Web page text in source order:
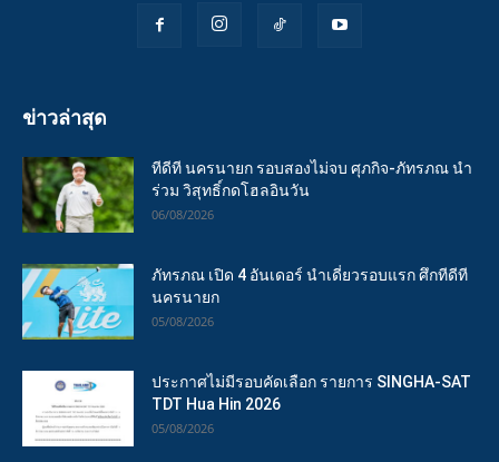
ข่าวล่าสุด
ทีดีที นครนายก รอบสองไม่จบ ศุภกิจ-ภัทรภณ นำ
ร่วม วิสุทธิ์กดโฮลอินวัน
06/08/2026
ภัทรภณ เปิด 4 อันเดอร์ นำเดี่ยวรอบแรก ศึกทีดีที
นครนายก
05/08/2026
ประกาศไม่มีรอบคัดเลือก รายการ SINGHA-SAT
TDT Hua Hin 2026
05/08/2026